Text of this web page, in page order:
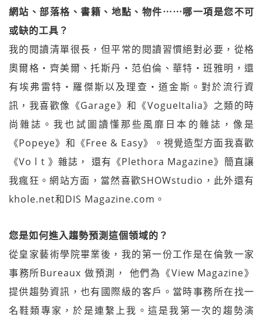
網站、部落格、書籍、地點、物件⋯⋯哪一項是您不可
或缺的工具？
我的閱讀清單很長，但平常的閱讀習慣絕對必要，從格
奧爾格‧齊美爾、托斯丹‧范伯倫、華特‧班雅明，還
有埃弗雷特‧羅傑斯以及理查‧道金斯。對於流行資
訊，我喜歡像《Garage》和《VogueItalia》之類的時
尚雜誌。我也試圖讀懂那些風靡日本的雜誌，像是
《Popeye》和《Free & Easy》。視覺造型方面我喜歡
《Vo l t 》雜誌， 還有《Plethora Magazine》簡直讓
我瘋狂。網站方面，當然喜歡SHOWstudio，此外還有
khole.net和DIS Magazine.com。
您是如何進入趨勢預測這個領域的？
從皇家藝術學院畢業後，我的第一份工作是在倫敦一家
事務所Bureaux 做預測， 他們為《View Magazine》
提供趨勢資訊，也有國際級的客戶。當時事務所在找一
名鞋類專家，於是連繫上我。這是我第一次的趨勢演